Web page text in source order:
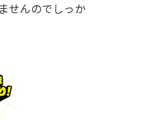
せんのでしっか